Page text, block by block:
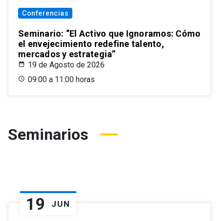
Conferencias
Seminario: “El Activo que Ignoramos: Cómo
el envejecimiento redefine talento,
mercados y estrategia”
19 de Agosto de 2026
09:00 a 11:00 horas
Seminarios
19 JUN